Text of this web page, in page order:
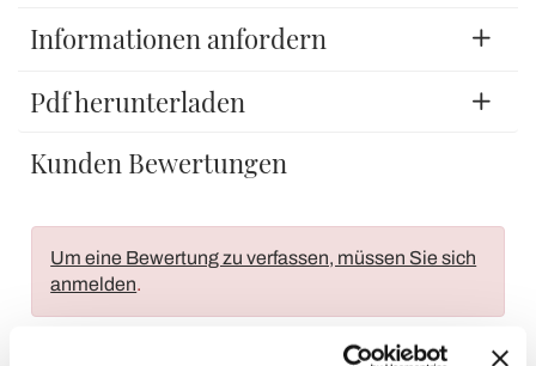
Informationen anfordern
Pdf herunterladen
Kunden Bewertungen
Um eine Bewertung zu verfassen, müssen Sie sich
anmelden.